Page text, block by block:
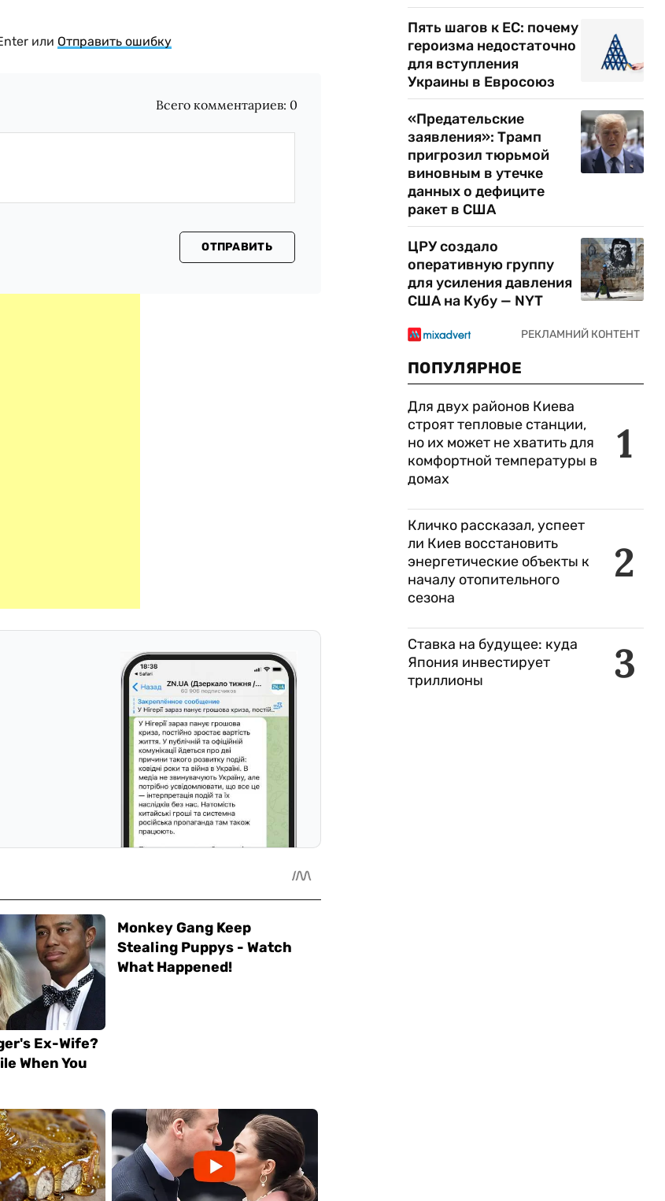
или Отправить ошибку
Всего комментариев: 0
ОТПРАВИТЬ
Пять шагов к ЕС: почему
героизма недостаточно
для вступления
Украины в Евросоюз
«Предательские
заявления»: Трамп
пригрозил тюрьмой
виновным в утечке
данных о дефиците
ракет в США
ЦРУ создало
оперативную группу
для усиления давления
США на Кубу — NYT
ПОПУЛЯРНОЕ
1
Для двух районов Киева
строят тепловые станции,
но их может не хватить для
комфортной температуры в
домах
2
Кличко рассказал, успеет
ли Киев восстановить
энергетические объекты к
началу отопительного
сезона
3
Ставка на будущее: куда
Япония инвестирует
триллионы